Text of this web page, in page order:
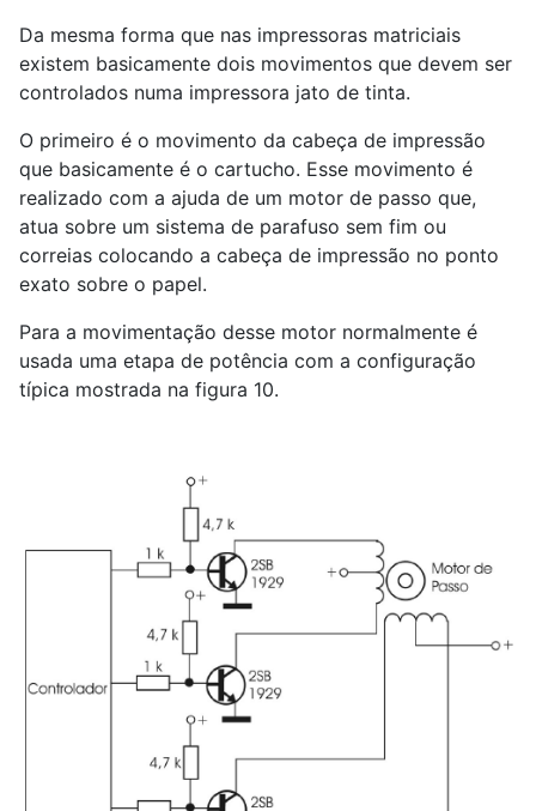
Da mesma forma que nas impressoras matriciais
existem basicamente dois movimentos que devem ser
controlados numa impressora jato de tinta.
O primeiro é o movimento da cabeça de impressão
que basicamente é o cartucho. Esse movimento é
realizado com a ajuda de um motor de passo que,
atua sobre um sistema de parafuso sem fim ou
correias colocando a cabeça de impressão no ponto
exato sobre o papel.
Para a movimentação desse motor normalmente é
usada uma etapa de potência com a configuração
típica mostrada na figura 10.